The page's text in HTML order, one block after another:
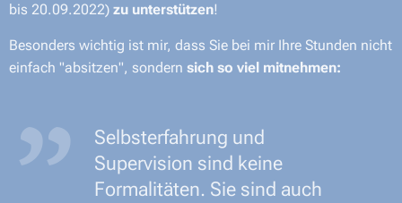
bis 20.09.2022) zu unterstützen!
Besonders wichtig ist mir, dass Sie bei mir Ihre Stunden nicht
einfach "absitzen", sondern sich so viel mitnehmen:
Selbsterfahrung und
Supervision sind keine
Formalitäten. Sie sind auch